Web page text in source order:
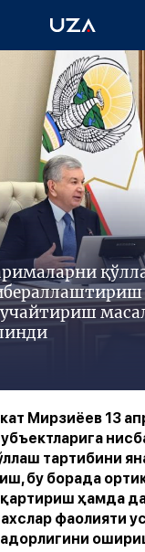
Мирзиёев 13
тартибини
бу борада
ҳамда
фаолияти